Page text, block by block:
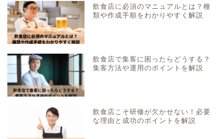
飲食店に必須のマニュアルとは？種
類や作成手順をわかりやすく解説
飲食店で集客に困ったらどうする？
集客方法や運用のポイントを解説
飲食店こそ研修が欠かせない！必要
な理由と成功のポイントを解説